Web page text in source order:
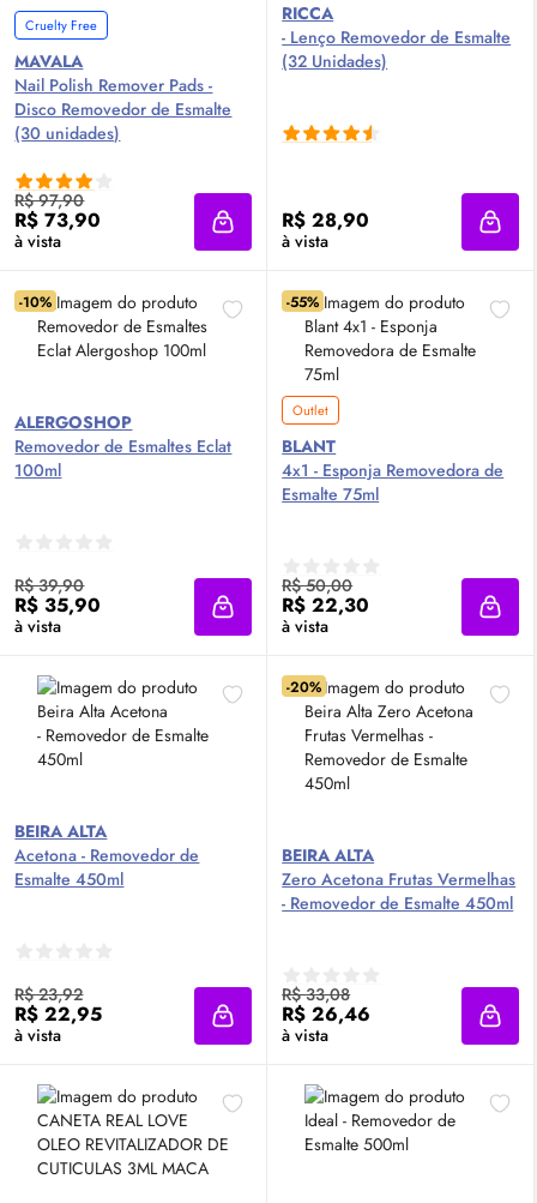
Cruelty Free
MAVALA
Nail Polish Remover Pads -
Disco Removedor de Esmalte
(30 unidades)
R$ 97,90
R$ 73,90
à vista Adicionar à sacola
RICCA
- Lenço Removedor de Esmalte
(32 Unidades)
R$ 28,90
à vista
-10%
ALERGOSHOP
Removedor de Esmaltes Eclat
100ml
R$ 39,90
R$ 35,90
à vista Adicionar à sacola
-55%
Outlet
BLANT
4x1 - Esponja Removedora de
Esmalte 75ml
R$ 50,00
R$ 22,30
à vista
BEIRA ALTA
Acetona - Removedor de
Esmalte 450ml
R$ 23,92
R$ 22,95
à vista Adicionar à sacola
-20%
BEIRA ALTA
Zero Acetona Frutas Vermelhas
- Removedor de Esmalte 450ml
R$ 33,08
R$ 26,46
à vista